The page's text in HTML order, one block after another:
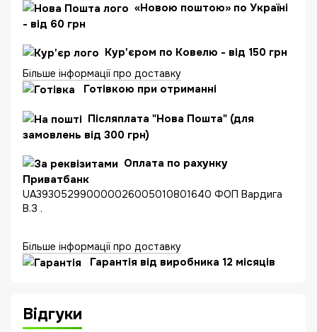
«Новою поштою» по Україні
- від 60 грн
Кур'єром по Ковелю - від 150 грн
Більше інформації про доставку
Готівкою при отриманні
Післяплата "Нова Пошта" (для
замовлень від 300 грн)
Оплата по рахунку
Приватбанк
UA393052990000026005010801640 ФОП Вардига
В.З .
Більше інформації про доставку
Гарантія від виробника 12 місяців
Відгуки